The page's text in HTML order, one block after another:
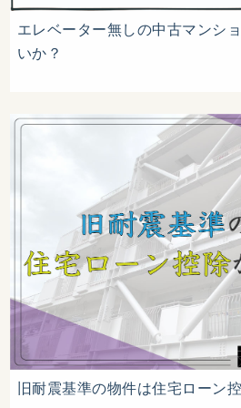
エレベーター無しの中古マンシ
いか？
旧耐震基準の物件は住宅ローン